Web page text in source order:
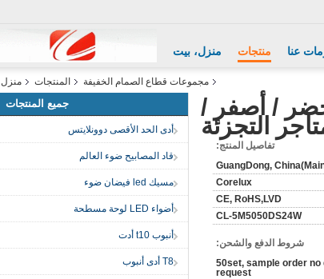
منزل، بيت منتجات عنا
منزل المنتجات مجموعات قطاع الصمام الخفيفة
جميع المنتجات
أدى الحد الأقصى دوونلايتس
قاد المصابيح ضوء العالم
مسيك led فيضان ضوء
أضواء LED لوحة مسطحة
أنبوب t10 أدت
T8 أدى أنبوب
/ أصفر /
تفاصيل المنتج:
GuangDong,
Corelux
CE, RoHS,LVD
CL-5M5050DS24W
شروط الدفع والشحن:
50set, sample order no
request